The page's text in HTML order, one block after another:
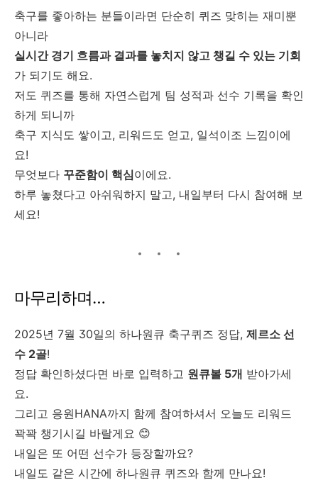
축구를 좋아하는 분들이라면 단순히 퀴즈 맞히는 재미뿐
아니라
실시간 경기 흐름과 결과를 놓치지 않고 챙길 수 있는 기회
가 되기도 해요.
저도 퀴즈를 통해 자연스럽게 팀 성적과 선수 기록을 확인
하게 되니까
축구 지식도 쌓이고, 리워드도 얻고, 일석이조 느낌이에
요!
무엇보다 꾸준함이 핵심이에요.
하루 놓쳤다고 아쉬워하지 말고, 내일부터 다시 참여해 보
세요!
마무리하며…
2025년 7월 30일의 하나원큐 축구퀴즈 정답, 제르소 선
수 2골!
정답 확인하셨다면 바로 입력하고 원큐볼 5개 받아가세
요.
그리고 응원HANA까지 함께 참여하셔서 오늘도 리워드
꽉꽉 챙기시길 바랄게요 😊
내일은 또 어떤 선수가 등장할까요?
내일도 같은 시간에 하나원큐 퀴즈와 함께 만나요!